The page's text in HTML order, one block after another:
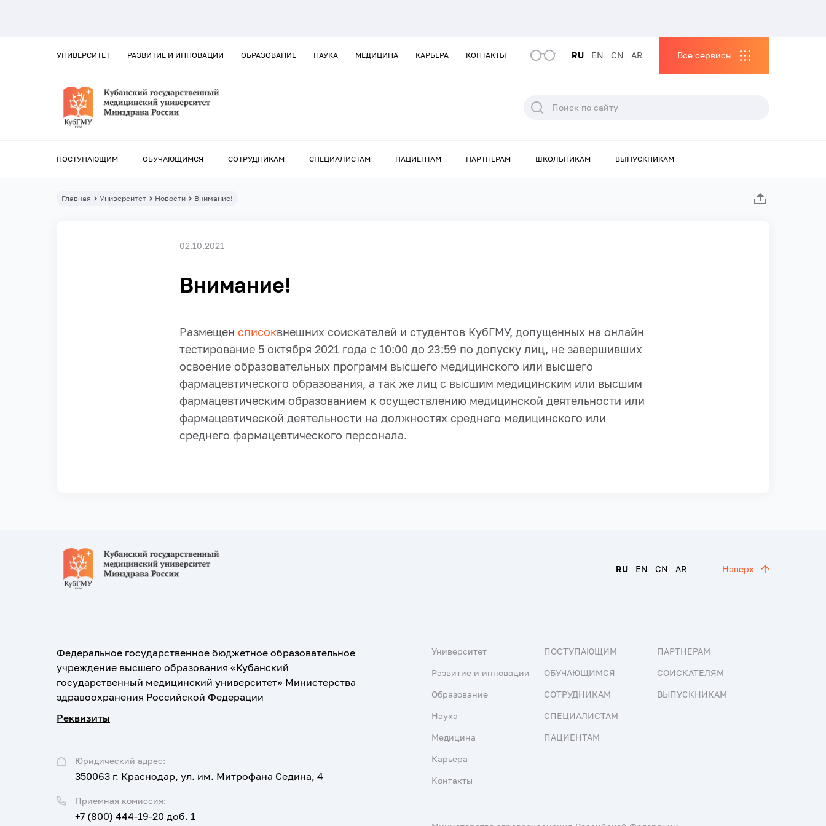
УНИВЕРСИТЕТ РАЗВИТИЕ И ИННОВАЦИИ ОБРАЗОВАНИЕ НАУКА МЕДИЦИНА КАРЬЕРА КОНТАКТЫ RU EN CN AR Все сервисы
ПОСТУПАЮЩИМ ОБУЧАЮЩИМСЯ СОТРУДНИКАМ СПЕЦИАЛИСТАМ ПАЦИЕНТАМ ПАРТНЕРАМ ШКОЛЬНИКАМ ВЫПУСКНИКАМ
Главная Университет Новости Внимание!
02.10.2021
Внимание!
Размещен списоквнешних соискателей и студентов КубГМУ, допущенных на онлайн
тестирование 5 октября 2021 года с 10:00 до 23:59 по допуску лиц, не завершивших
освоение образовательных программ высшего медицинского или высшего
фармацевтического образования, а так же лиц с высшим медицинским или высшим
фармацевтическим образованием к осуществлению медицинской деятельности или
фармацевтической деятельности на должностях среднего медицинского или
среднего фармацевтического персонала.
RU EN CN AR Наверх
Федеральное государственное бюджетное образовательное
учреждение высшего образования «Кубанский
государственный медицинский университет» Министерства
здравоохранения Российской Федерации
Реквизиты
Юридический адрес:
350063 г. Краснодар, ул. им. Митрофана Седина, 4
Приемная комиссия:
+7 (800) 444-19-20 доб. 1
Университет
Развитие и инновации
Образование
Наука
Медицина
Карьера
Контакты
ПОСТУПАЮЩИМ
ОБУЧАЮЩИМСЯ
СОТРУДНИКАМ
СПЕЦИАЛИСТАМ
ПАЦИЕНТАМ
ПАРТНЕРАМ
СОИСКАТЕЛЯМ
ВЫПУСКНИКАМ